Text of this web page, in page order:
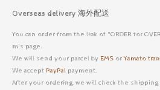
Overseas delivery 海外配送
You can order from the link of "ORDER for
m's page.
We will send your parcel by EMS orYamato
We accept PayPal payment.
After your ordering, we will check the shipping